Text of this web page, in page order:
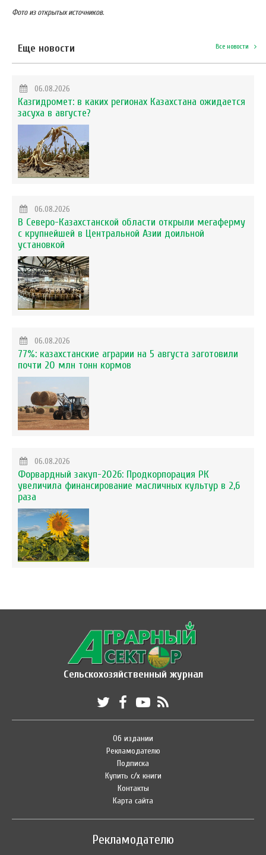
Фото из открытых источников.
Еще новости Все новости
06.08.2026
Казгидромет: в каких регионах Казахстана ожидается
засуха в августе?
06.08.2026
В Северо-Казахстанской области открыли мегаферму
с крупнейшей в Центральной Азии доильной
установкой
06.08.2026
77%: казахстанские аграрии на 5 августа заготовили
почти 20 млн тонн кормов
06.08.2026
Форвардный закуп-2026: Продкорпорация РК
увеличила финансирование масличных культур в 2,6
раза
Сельскохозяйственный журнал
Об издании
Рекламодателю
Подписка
Купить с/х книги
Контакты
Карта сайта
Рекламодателю